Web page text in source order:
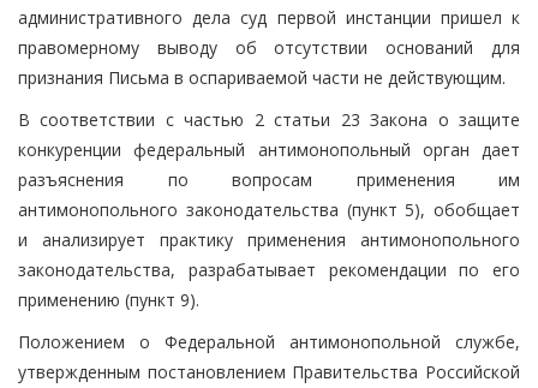
административного дела суд первой инстанции пришел к
правомерному выводу об отсутствии оснований для
признания Письма в оспариваемой части не действующим.
В соответствии с частью 2 статьи 23 Закона о защите
конкуренции федеральный антимонопольный орган дает
разъяснения по вопросам применения им
антимонопольного законодательства (пункт 5), обобщает
и анализирует практику применения антимонопольного
законодательства, разрабатывает рекомендации по его
применению (пункт 9).
Положением о Федеральной антимонопольной службе,
утвержденным постановлением Правительства Российской